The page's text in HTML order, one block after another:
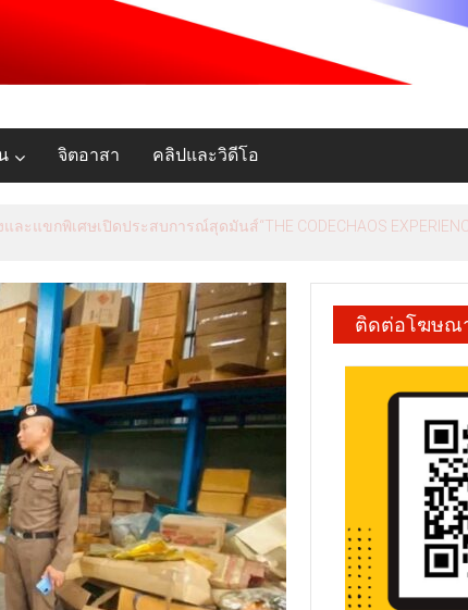
จิตอาสา คลิปและวิดีโอ
ตุกราดยิง รร.เทพศิรินทร์ – พบมือปืนวัย 14 ยิง 26 นัด เปิดคลิปกราดยิ
ติดต่อโฆษณ